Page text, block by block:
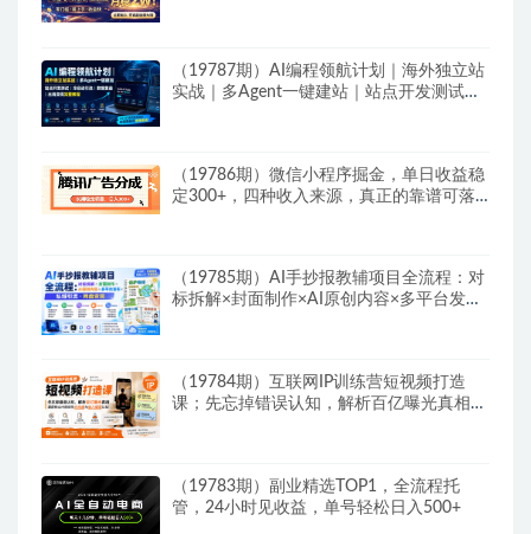
（19787期）AI编程领航计划｜海外独立站
实战｜多Agent一键建站｜站点开发测试｜
（19786期）微信小程序掘金，单日收益稳
定300+，四种收入来源，真正的靠谱可落
（19785期）AI手抄报教辅项目全流程：对
标拆解×封面制作×AI原创内容×多平台发布
（19784期）互联网IP训练营短视频打造
课；先忘掉错误认知，解析百亿曝光真相，
（19783期）副业精选TOP1，全流程托
管，24小时见收益，单号轻松日入500+